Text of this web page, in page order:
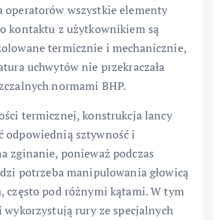
operatorów wszystkie elementy
kontaktu z użytkownikiem są
termicznie i mechanicznie,
uchwytów nie przekraczała
normami BHP.
termicznej, konstrukcja lancy
odpowiednią sztywność i
zginanie, ponieważ podczas
potrzeba manipulowania głowicą
często pod różnymi kątami. W tym
wykorzystują rury ze specjalnych